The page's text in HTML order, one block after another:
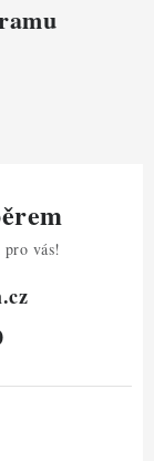
pro vás!